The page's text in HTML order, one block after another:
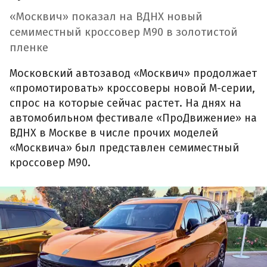
«Москвич» показал на ВДНХ новый
семиместный кроссовер М90 в золотистой
пленке
Московский автозавод «Москвич» продолжает
«промотировать» кроссоверы новой М-серии,
спрос на которые сейчас растет. На днях на
автомобильном фестивале «ПроДвижение» на
ВДНХ в Москве в числе прочих моделей
«Москвича» был представлен семиместный
кроссовер М90.